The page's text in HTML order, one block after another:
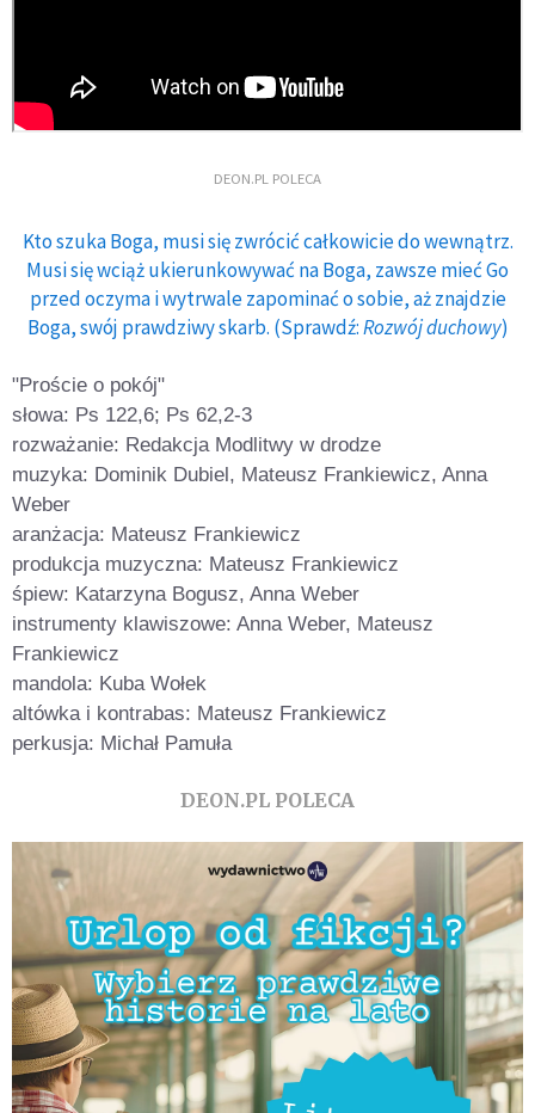
DEON.PL POLECA
Kto szuka Boga, musi się zwrócić całkowicie do wewnątrz.
Musi się wciąż ukierunkowywać na Boga, zawsze mieć Go
przed oczyma i wytrwale zapominać o sobie, aż znajdzie
Boga, swój prawdziwy skarb. (Sprawdź:Rozwój duchowy)
"Proście o pokój"
słowa: Ps 122,6; Ps 62,2-3
rozważanie: Redakcja Modlitwy w drodze
muzyka: Dominik Dubiel, Mateusz Frankiewicz, Anna
Weber
aranżacja: Mateusz Frankiewicz
produkcja muzyczna: Mateusz Frankiewicz
śpiew: Katarzyna Bogusz, Anna Weber
instrumenty klawiszowe: Anna Weber, Mateusz
Frankiewicz
mandola: Kuba Wołek
altówka i kontrabas: Mateusz Frankiewicz
perkusja: Michał Pamuła
DEON.PL POLECA